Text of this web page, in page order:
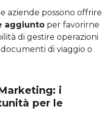
aziende possono offrire
aggiunto per favorirne
di gestire operazioni
di viaggio o
i
per le